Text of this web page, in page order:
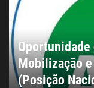
Oportunidade
Mobilização
(Posição